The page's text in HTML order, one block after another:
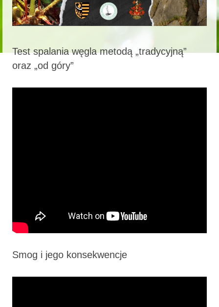
Test spalania węgla metodą „tradycyjną”
oraz „od góry”
Smog i jego konsekwencje